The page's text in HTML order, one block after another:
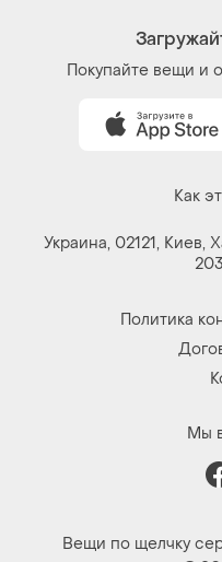
Покупайте вещи и
Как
Украина, 02121, Киев,
Политика
Мы
Вещи по щелчку